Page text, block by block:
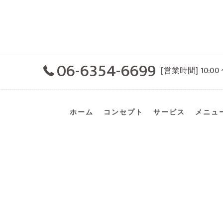
06-6354-6699 [営業時間]
ホーム コンセプト サービス メニュ